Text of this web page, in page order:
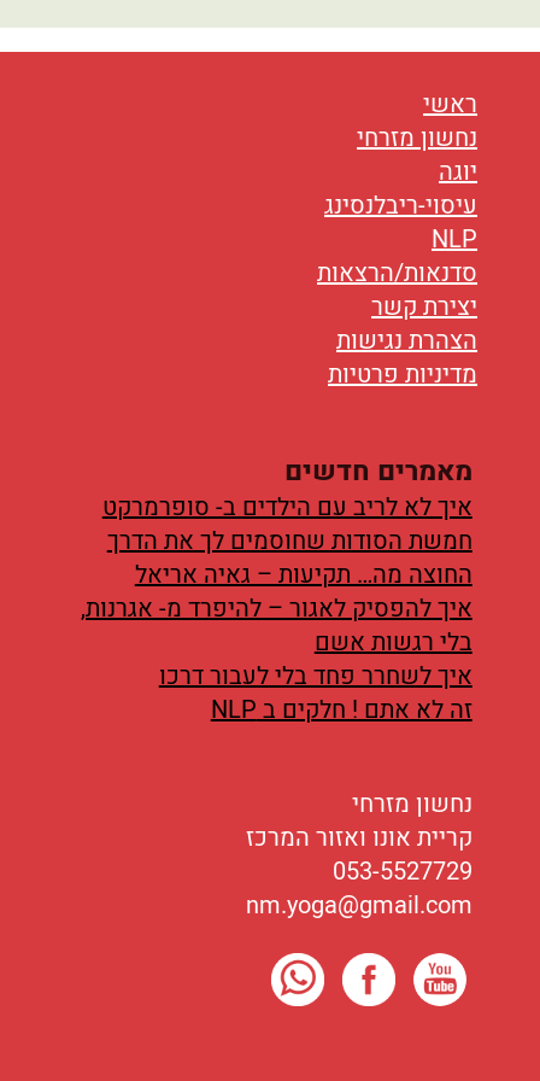
אורח חיים
בריאות
טיפולים
עיסוי
ראשי
נחשון מזרחי
יוגה
עיסוי-ריבלנסינג
NLP
סדנאות/הרצאות
יצירת קשר
הצהרת נגישות
מדיניות פרטיות
מאמרים חדשים
איך לא לריב עם הילדים ב- סופרמרקט
חמשת הסודות שחוסמים לך את הדרך
החוצה מה… תקיעות – גאיה אריאל
איך להפסיק לאגור – להיפרד מ- אגרנות,
בלי רגשות אשם
איך לשחרר פחד בלי לעבור דרכו
זה לא אתם ! חלקים ב NLP
נחשון מזרחי
קריית אונו ואזור המרכז
053-5527729
nm.yoga@gmail.com